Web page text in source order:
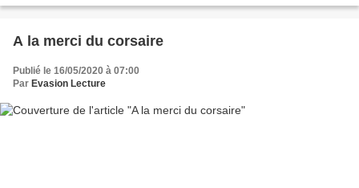
A la merci du corsaire
Publié le 16/05/2020 à 07:00
Par Evasion Lecture